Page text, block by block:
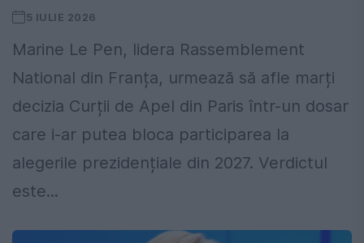
5 IULIE 2026
Marine Le Pen, lidera Rassemblement
National din Franța, urmează să afle marți
decizia Curții de Apel din Paris într-un dosar
care i-ar putea bloca participarea la
alegerile prezidențiale din 2027. Verdictul
este...